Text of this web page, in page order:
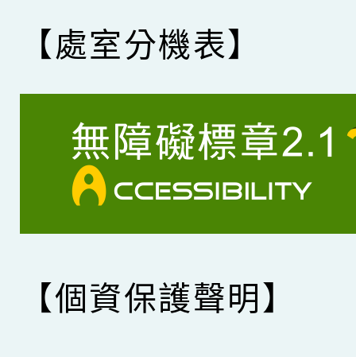
【處室分機表】
【個資保護聲明】